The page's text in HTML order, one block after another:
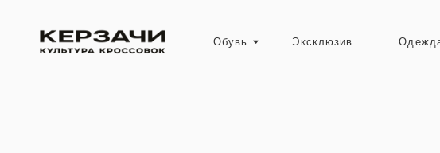
Эксклюзив
Обувь